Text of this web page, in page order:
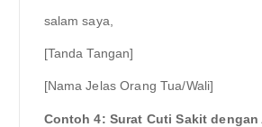
salam saya,
[Tanda Tangan]
[Nama Jelas Orang Tua/Wali]
Contoh 4: Surat Cuti Sakit dengan